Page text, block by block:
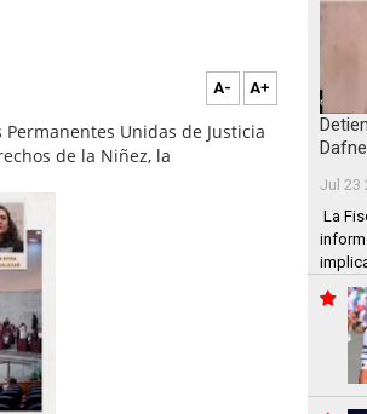
A- A+
Unidas de Justicia
de la Niñez, la
Jul 23
La